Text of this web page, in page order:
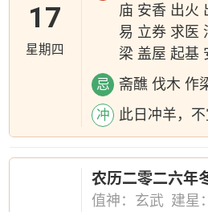
17
星期四
庙 安香 出火
易 立券 求医
梁 盖屋 起基
忌 斋醮 伐木 作
冲 此日冲羊，
农历二零二六年
值神：玄武 建星